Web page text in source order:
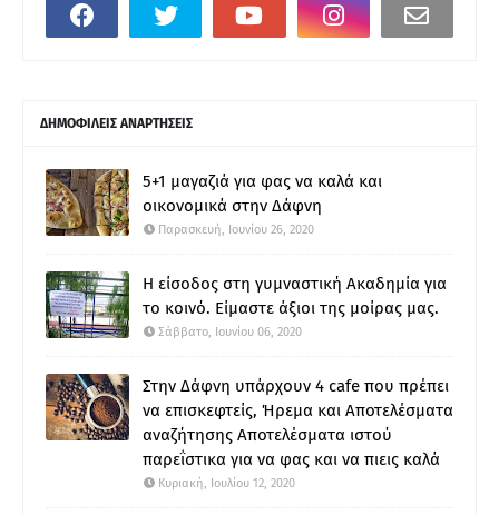
ΔΗΜΟΦΙΛΕΙΣ ΑΝΑΡΤΗΣΕΙΣ
5+1 μαγαζιά για φας να καλά και
οικονομικά στην Δάφνη
Παρασκευή, Ιουνίου 26, 2020
Η είσοδος στη γυμναστική Ακαδημία για
το κοινό. Είμαστε άξιοι της μοίρας μας.
Σάββατο, Ιουνίου 06, 2020
Στην Δάφνη υπάρχουν 4 cafe που πρέπει
να επισκεφτείς, Ήρεμα και Αποτελέσματα
αναζήτησης Αποτελέσματα ιστού
παρεΐστικα για να φας και να πιεις καλά
Κυριακή, Ιουλίου 12, 2020